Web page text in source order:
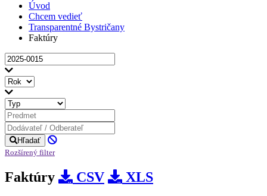
Úvod
Chcem vedieť
Transparentné Bystričany
Faktúry
Hľadať
Rozšírený filter
Faktúry CSV XLS